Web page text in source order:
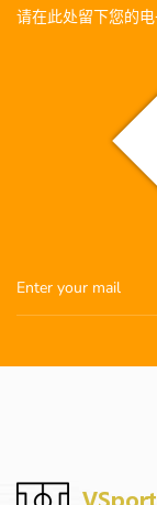
请在此处留下您的